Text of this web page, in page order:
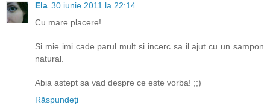
Ela 30 iunie 2011 la 22:14
Cu mare placere!
Si mie imi cade parul mult si incerc sa il ajut cu un sampon
natural.
Abia astept sa vad despre ce este vorba! ;;)
Răspundeți